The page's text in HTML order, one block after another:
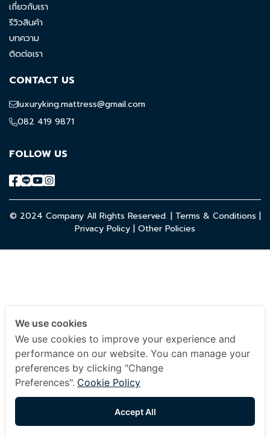
เกี่ยวกับเรา
รีวิวสินค้า
บทความ
ติดต่อเรา
CONTACT US
luxuryking.mattress@gmail.com
082 419 9871
FOLLOW US
© 2024 Company All Rights Reserved. | Terms & Conditions |
Privacy Policy | Other Policies
We use cookies
We use cookies to improve your experience and
performance on our website. You can manage your
preferences by clicking "Change
Preferences". Cookie Policy
Accept All